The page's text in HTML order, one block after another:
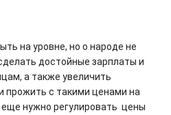
на уровне, но о народе не
достойные зарплаты и
а также увеличить
прожить с такими ценами на
нужно регулировать цены